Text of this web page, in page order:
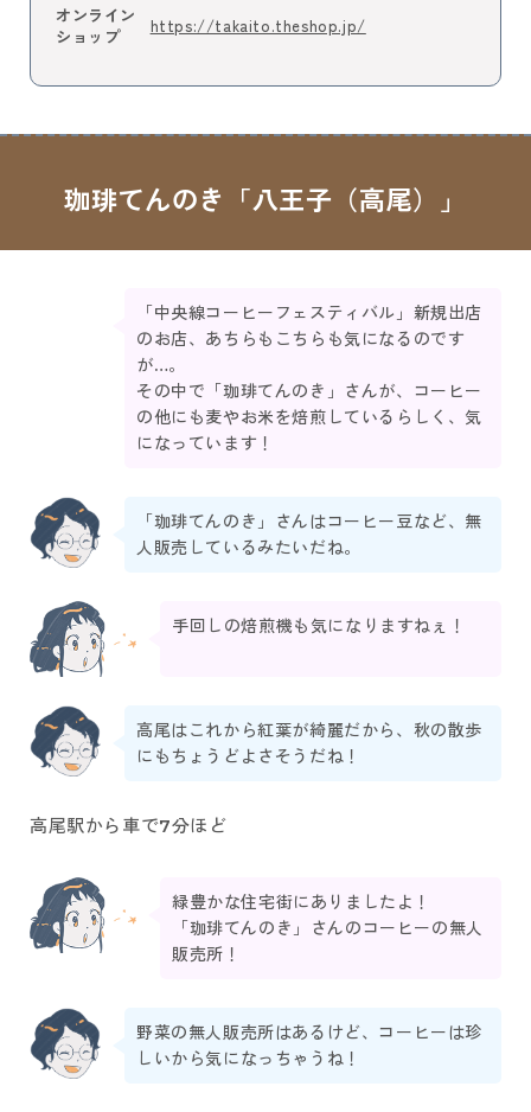
オンライン
ショップ
https://takaito.theshop.jp/
珈琲てんのき「八王子（高尾）」
「中央線コーヒーフェスティバル」新規出店
のお店、あちらもこちらも気になるのです
が…。
その中で「珈琲てんのき」さんが、コーヒー
の他にも麦やお米を焙煎しているらしく、気
になっています！
「珈琲てんのき」さんはコーヒー豆など、無
人販売しているみたいだね。
手回しの焙煎機も気になりますねぇ！
高尾はこれから紅葉が綺麗だから、秋の散歩
にもちょうどよさそうだね！
高尾駅から車で7分ほど
緑豊かな住宅街にありましたよ！
「珈琲てんのき」さんのコーヒーの無人
販売所！
野菜の無人販売所はあるけど、コーヒーは珍
しいから気になっちゃうね！